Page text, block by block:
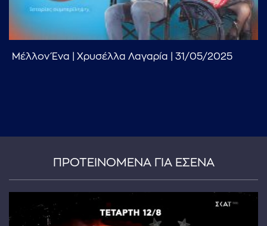
Μέλλον Ένα | Χρυσέλλα Λαγαρία | 31/05/2025
ΠΡΟΤΕΙΝΟΜΕΝΑ ΓΙΑ ΕΣΕΝΑ